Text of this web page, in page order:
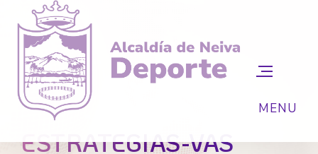
ESTRATEGIAS-VAS